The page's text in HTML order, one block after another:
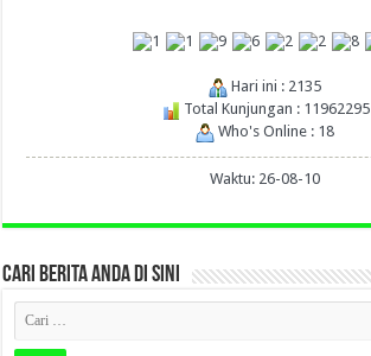
Hari ini : 2135
Total Kunjungan : 11962295
Who's Online : 18
Waktu: 26-08-10
CARI BERITA ANDA DI SINI